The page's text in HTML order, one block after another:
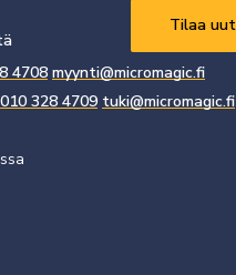
4708 myynti@micromagic.fi
010 328 4709 tuki@micromagic.fi